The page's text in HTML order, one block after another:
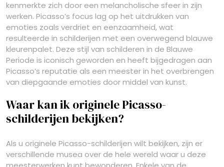
kenmerkte zich door een melancholische sfeer in zijn
werken. Picasso’s focus lag op het uitdrukken van
emoties zoals verdriet en eenzaamheid, wat
resulteerde in schilderijen met een overwegend blauwe
kleurenpalet. Deze stijl van schilderen in de Blauwe
Periode is iconisch geworden en heeft bijgedragen aan
Picasso’s reputatie als een meester in het overbrengen
van diepgaande emoties door middel van kunst.
Waar kan ik originele Picasso-
schilderijen bekijken?
Als u originele Picasso-schilderijen wilt bekijken, zijn er
verschillende musea over de hele wereld waar u deze